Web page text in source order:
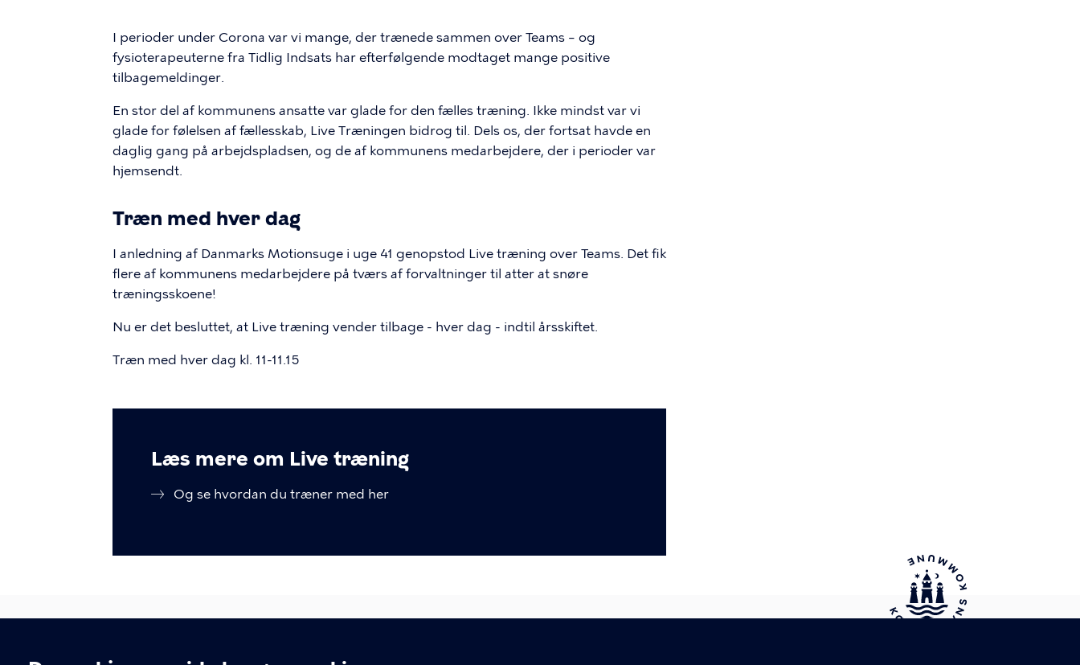
I perioder under Corona var vi mange, der trænede sammen over Teams – og
fysioterapeuterne fra Tidlig Indsats har efterfølgende modtaget mange positive
tilbagemeldinger.
En stor del af kommunens ansatte var glade for den fælles træning. Ikke mindst var vi
glade for følelsen af fællesskab, Live Træningen bidrog til. Dels os, der fortsat havde en
daglig gang på arbejdspladsen, og de af kommunens medarbejdere, der i perioder var
hjemsendt.
Træn med hver dag
I anledning af Danmarks Motionsuge i uge 41 genopstod Live træning over Teams. Det fik
flere af kommunens medarbejdere på tværs af forvaltninger til atter at snøre
træningsskoene!
Nu er det besluttet, at Live træning vender tilbage - hver dag - indtil årsskiftet.
Træn med hver dag kl. 11-11.15
Læs mere om Live træning
Og se hvordan du træner med her